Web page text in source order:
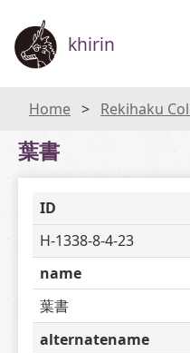
khirin
Home Rekihaku Collection Database
葉書
ID
H-1338-8-4-23
name
葉書
alternatename